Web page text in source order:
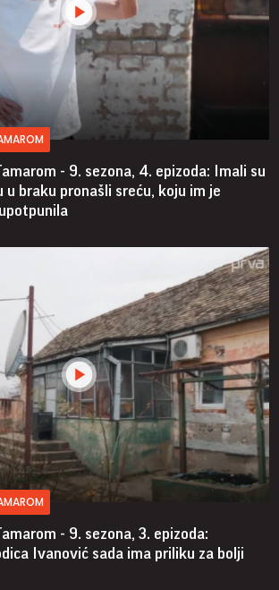
- 9. sezona, 4. epizoda: Imali su
braku pronašli sreću, koju im je
- 9. sezona, 3. epizoda:
Ivanović sada ima priliku za bolji